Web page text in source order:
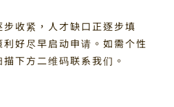
收紧，人才缺口正逐步填
好尽早启动申请。如需个性
下方二维码联系我们。